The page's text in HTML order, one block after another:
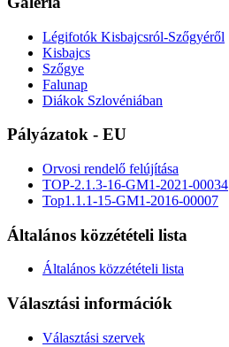
Légifotók Kisbajcsról-Szőgyéről
Kisbajcs
Szőgye
Falunap
Diákok Szlovéniában
Pályázatok - EU
Orvosi rendelő felújítása
TOP-2.1.3-16-GM1-2021-00034
Top1.1.1-15-GM1-2016-00007
Általános közzétételi lista
Általános közzétételi lista
Választási információk
Választási szervek